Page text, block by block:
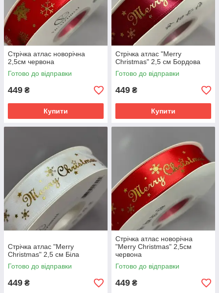
Стрічка атлас новорічна
2,5см червона
Готово до відправки
449 ₴
Купити
Стрічка атлас "Merry
Christmas" 2,5 см Бордова
Готово до відправки
449 ₴
Купити
Стрічка атлас "Merry
Christmas" 2,5 см Біла
Готово до відправки
449 ₴
Стрічка атлас новорічна
"Merry Christmas" 2,5см
червона
Готово до відправки
449 ₴